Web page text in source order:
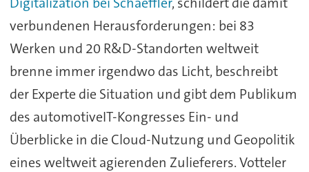
verbundenen Herausforderungen: bei 83
Werken und 20 R&D-Standorten weltweit
brenne immer irgendwo das Licht, beschreibt
der Experte die Situation und gibt dem Publikum
des automotiveIT-Kongresses Ein- und
Überblicke in die Cloud-Nutzung und Geopolitik
eines weltweit agierenden Zulieferers. Votteler